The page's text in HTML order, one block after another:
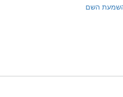
השמעת השם